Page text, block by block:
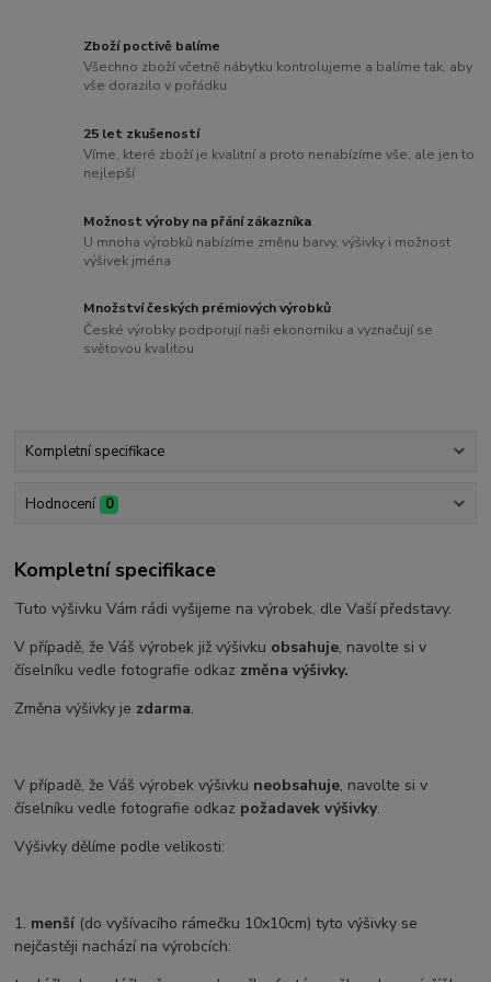
Zboží poctivě balíme
Všechno zboží včetně nábytku kontrolujeme a balíme tak, aby
vše dorazilo v pořádku
25 let zkušeností
Víme, které zboží je kvalitní a proto nenabízíme vše, ale jen to
nejlepší
Možnost výroby na přání zákazníka
U mnoha výrobků nabízíme změnu barvy, výšivky i možnost
výšivek jména
Množství českých prémiových výrobků
České výrobky podporují naši ekonomiku a vyznačují se
světovou kvalitou
Kompletní specifikace
Hodnocení 0
Kompletní specifikace
Tuto výšivku Vám rádi vyšijeme na výrobek, dle Vaší představy.
V případě, že Váš výrobek již výšivku obsahuje, navolte si v
číselníku vedle fotografie odkaz změna výšivky.
Změna výšivky je zdarma.
V případě, že Váš výrobek výšivku neobsahuje, navolte si v
číselníku vedle fotografie odkaz požadavek výšivky.
Výšivky dělíme podle velikosti:
1. menší (do vyšívacího rámečku 10x10cm) tyto výšivky se
nejčastěji nachází na výrobcích: